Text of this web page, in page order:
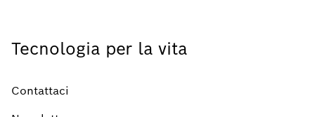
Tecnologia per la vita
Contattaci